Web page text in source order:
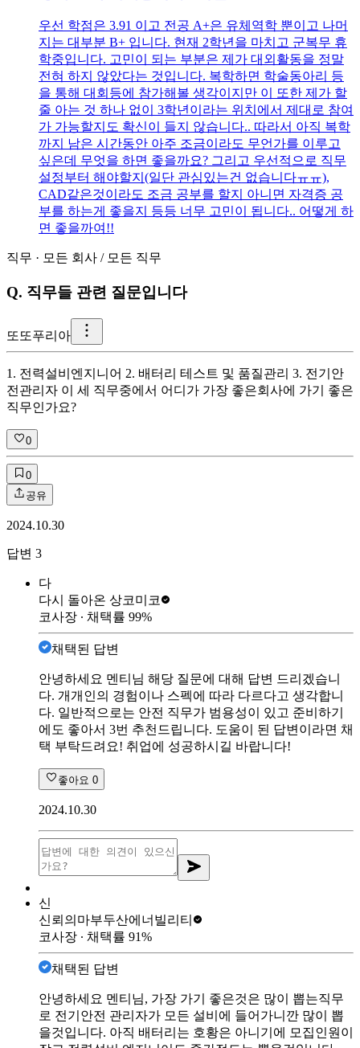
우선 학점은 3.91 이고 전공 A+은 유체역학 뿐이고 나머
지는 대부분 B+ 입니다. 현재 2학년을 마치고 군복무 휴
학중입니다. 고민이 되는 부분은 제가 대외활동을 정말
전혀 하지 않았다는 것입니다. 복학하면 학술동아리 등
을 통해 대회등에 참가해볼 생각이지만 이 또한 제가 할
줄 아는 것 하나 없이 3학년이라는 위치에서 제대로 참여
가 가능할지도 확신이 들지 않습니다.. 따라서 아직 복학
까지 남은 시간동안 아주 조금이라도 무언가를 이루고
싶은데 무엇을 하면 좋을까요? 그리고 우선적으로 직무
설정부터 해야할지(일단 관심있는건 없습니다ㅠㅠ),
CAD같은것이라도 조금 공부를 할지 아니면 자격증 공
부를 하는게 좋을지 등등 너무 고민이 됩니다.. 어떻게 하
면 좋을까여!!
직무 · 모든 회사 / 모든 직무
Q. 직무들 관련 질문입니다
또 또푸리아
1. 전력설비엔지니어 2. 배터리 테스트 및 품질관리 3. 전기안
전관리자 이 세 직무중에서 어디가 가장 좋은회사에 가기 좋은
직무인가요?
0
0
공유
2024.10.30
답변 3
다
다시 돌아온 상코미코
코사장 ∙ 채택률 99%
채택된 답변
안녕하세요 멘티님 해당 질문에 대해 답변 드리겠습니
다. 개개인의 경험이나 스펙에 따라 다르다고 생각합니
다. 일반적으로는 안전 직무가 범용성이 있고 준비하기
에도 좋아서 3번 추천드립니다. 도움이 된 답변이라면 채
택 부탁드려요! 취업에 성공하시길 바랍니다!
좋아요 0
2024.10.30
신
신뢰의마부두산에너빌리티
코사장 ∙ 채택률 91%
채택된 답변
안녕하세요 멘티님, 가장 가기 좋은것은 많이 뽑는직무
로 전기안전 관리자가 모든 설비에 들어가니깐 많이 뽑
을것입니다. 아직 배터리는 호황은 아니기에 모집인원이